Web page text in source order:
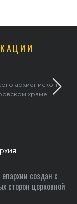
архиепископ
храме
создан c
сторон церковной